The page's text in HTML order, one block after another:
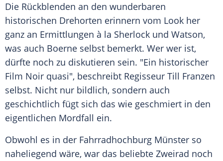
Die Rückblenden an den wunderbaren
historischen Drehorten erinnern vom Look her
ganz an Ermittlungen à la Sherlock und Watson,
was auch Boerne selbst bemerkt. Wer wer ist,
dürfte noch zu diskutieren sein. "Ein historischer
Film Noir quasi", beschreibt Regisseur Till Franzen
selbst. Nicht nur bildlich, sondern auch
geschichtlich fügt sich das wie geschmiert in den
eigentlichen Mordfall ein.
Obwohl es in der Fahrradhochburg Münster so
naheliegend wäre, war das beliebte Zweirad noch